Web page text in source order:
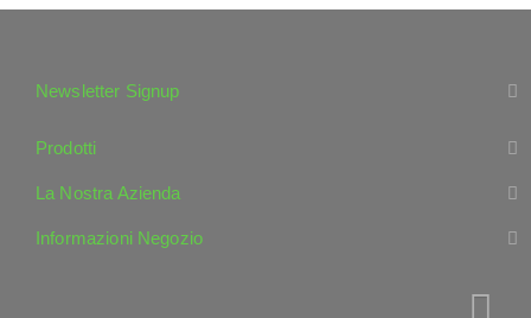
Newsletter Signup
Prodotti
La Nostra Azienda
Informazioni Negozio